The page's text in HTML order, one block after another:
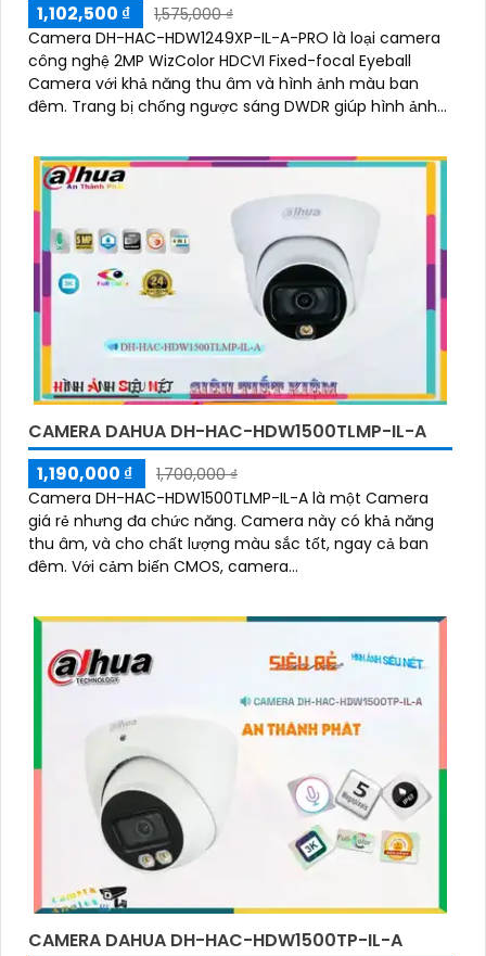
1,102,500 ₫
1,575,000 ₫
Camera DH-HAC-HDW1249XP-IL-A-PRO là loại camera
công nghệ 2MP WizColor HDCVI Fixed-focal Eyeball
Camera với khả năng thu âm và hình ảnh màu ban
đêm. Trang bị chống ngược sáng DWDR giúp hình ảnh
CAMERA DAHUA DH-HAC-HDW1500TLMP-IL-A
1,190,000 ₫
1,700,000 ₫
Camera DH-HAC-HDW1500TLMP-IL-A là một Camera
giá rẻ nhưng đa chức năng. Camera này có khả năng
thu âm, và cho chất lượng màu sắc tốt, ngay cả ban
đêm. Với cảm biến CMOS, camera...
CAMERA DAHUA DH-HAC-HDW1500TP-IL-A